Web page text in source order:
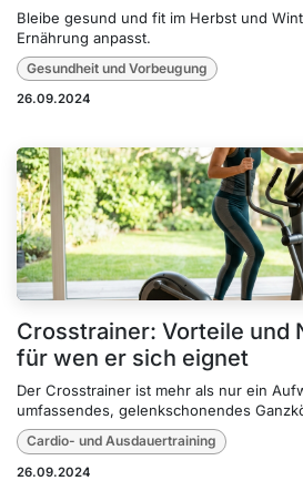
Bleibe gesund und fit im Herbst und
Ernährung anpasst.
Gesundheit und Vorbeugung
26.09.2024
Crosstrainer: Vorteile und
für wen er sich eignet
Der Crosstrainer ist mehr als nur ein
umfassendes, gelenkschonendes
Cardio- und Ausdauertraining
26.09.2024